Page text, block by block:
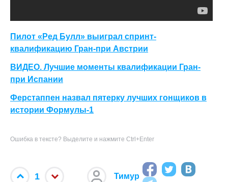
Пилот «Ред Булл» выиграл спринт-
квалификацию Гран-при Австрии
ВИДЕО. Лучшие моменты квалификации Гран-
при Испании
Ферстаппен назвал пятерку лучших гонщиков в
истории Формулы-1
Ошибка в тексте? Выделите и нажмите Ctrl+Enter
1 Тимур